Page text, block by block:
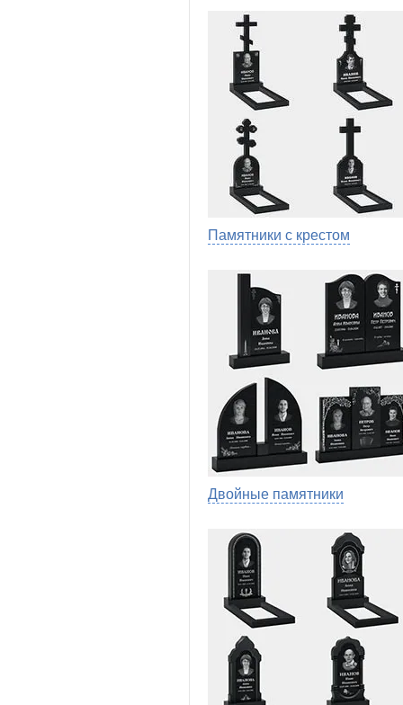
Памятники с крестом
Двойные памятники